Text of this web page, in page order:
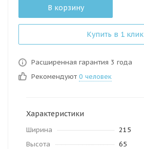
В корзину
Купить в 1 клик
Расширенная гарантия 3 года
Рекомендуют 0 человек
Характеристики
Ширина
215
Высота
65